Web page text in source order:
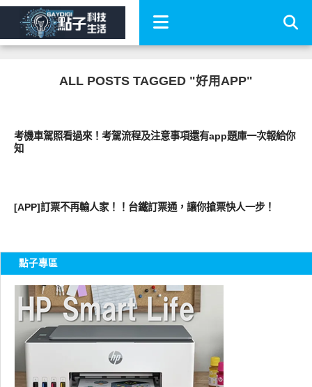
ALL POSTS TAGGED "好用APP"
考機車駕照看過來！考駕流程及注意事項還有app題庫一次報給你
知
[APP]訂票不再輸人家！！台鐵訂票通，讓你搶票快人一步！
點子專區